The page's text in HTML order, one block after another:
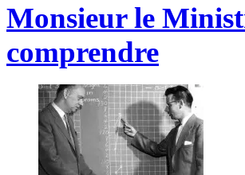
Monsieur le
comprendre